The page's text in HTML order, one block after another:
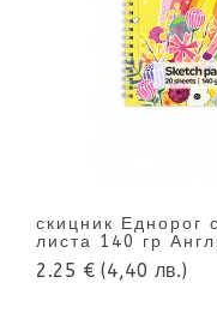
скицник Еднорог
листа 140 гр
2.25 € (4,40 лв.)